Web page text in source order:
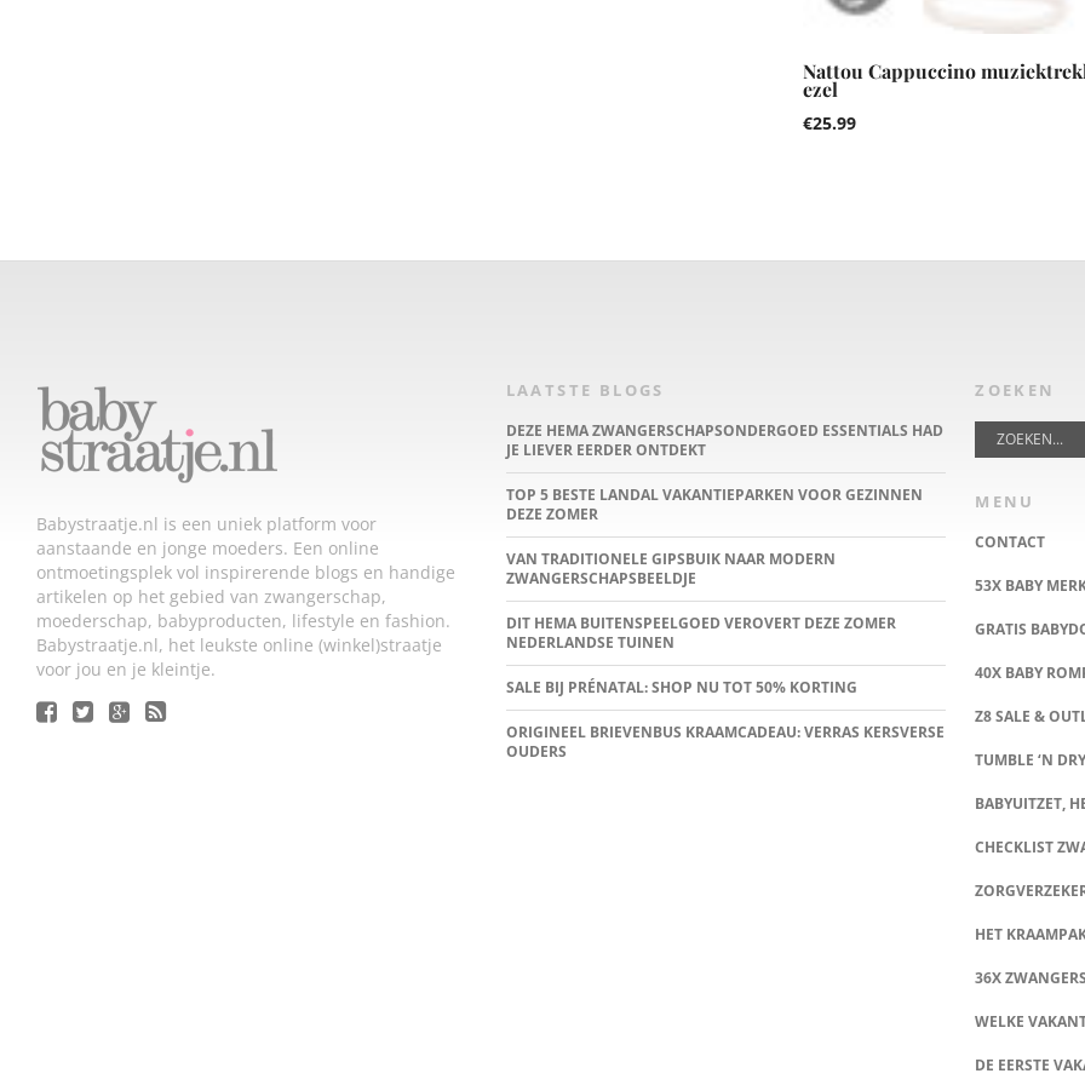
Nattou Cappuccino
ezel
€25.99
Babystraatje.nl is een uniek platform voor
aanstaande en jonge moeders. Een online
ontmoetingsplek vol inspirerende blogs en handige
artikelen op het gebied van zwangerschap,
moederschap, babyproducten, lifestyle en fashion.
Babystraatje.nl, het leukste online (winkel)straatje
voor jou en je kleintje.
LAATSTE BLOGS
DEZE HEMA ZWANGERSCHAPSONDERGOED ESSENTIALS HAD
JE LIEVER EERDER ONTDEKT
TOP 5 BESTE LANDAL VAKANTIEPARKEN VOOR GEZINNEN
DEZE ZOMER
VAN TRADITIONELE GIPSBUIK NAAR MODERN
ZWANGERSCHAPSBEELDJE
DIT HEMA BUITENSPEELGOED VEROVERT DEZE ZOMER
NEDERLANDSE TUINEN
SALE BIJ PRÉNATAL: SHOP NU TOT 50% KORTING
ORIGINEEL BRIEVENBUS KRAAMCADEAU: VERRAS KERSVERSE
OUDERS
ZOEKEN
MENU
CONTACT
53X BABY
GRATIS
40X BABY
Z8 SALE &
TUMBLE ‘N
BABYUITZET,
CHECKLIST
HET
36X
WELKE
DE EERSTE